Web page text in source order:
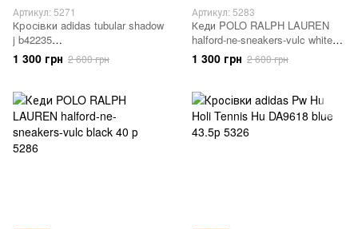
Артикул: 5271
Кросівки adidas tubular shadow
j b42235
ASHSIL/CWHITE/CWHITE 37.5
р 5271
1 300 грн 2 600 грн
Артикул: 5283
Кеди POLO RALPH LAUREN
halford-ne-sneakers-vulc white
40 р 5283
1 300 грн 2 600 грн